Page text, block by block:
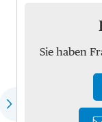
Sie haben